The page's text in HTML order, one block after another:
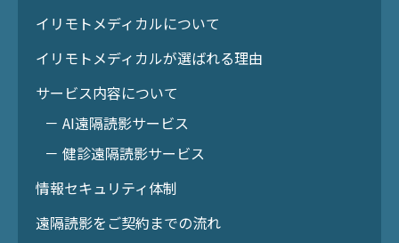
イリモトメディカルについて
イリモトメディカルが選ばれる理由
サービス内容について
－ AI遠隔読影サービス
－ 健診遠隔読影サービス
情報セキュリティ体制
遠隔読影をご契約までの流れ